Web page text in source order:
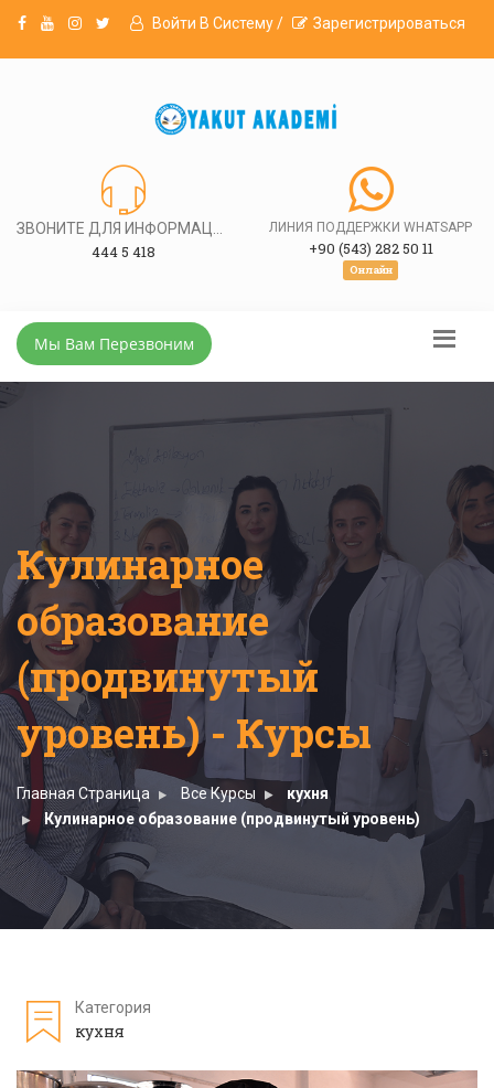
Войти В Систему / Зарегистрироваться
444 5 418
ЛИНИЯ ПОДДЕРЖКИ WHATSAPP
+90 (543) 282 50 11
Онлайн
Мы Вам Перезвоним
Кулинарное
образование
(продвинутый
уровень) - Курсы
Главная Страница Все Курсы
кухня
Кулинарное образование (продвинутый уровень)
Категория
кухня